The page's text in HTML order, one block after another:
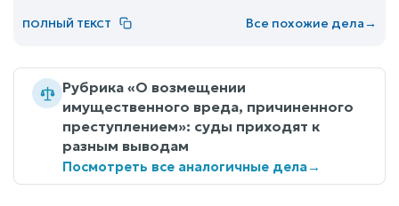
ПОЛНЫЙ ТЕКСТ Все похожие дела→
Рубрика «О возмещении
имущественного вреда, причиненного
преступлением»: суды приходят к
разным выводам
Посмотреть все аналогичные дела→